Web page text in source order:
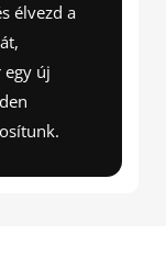
élvezd a
egy új